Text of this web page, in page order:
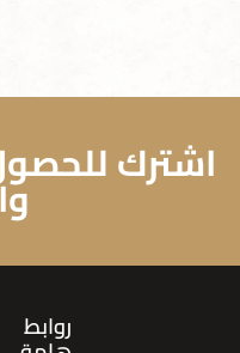
اشترك
روابط